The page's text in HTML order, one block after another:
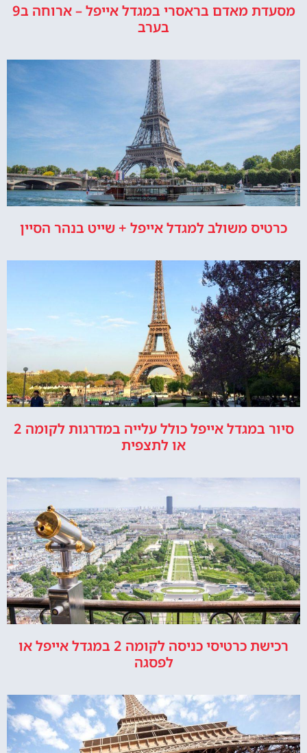
מסעדת מאדם בראסרי במגדל אייפל – ארוחה ב9
בערב
כרטיס משולב למגדל אייפל + שייט בנהר הסיין
סיור במגדל אייפל כולל עלייה במדרגות לקומה 2
או לתצפית
רכישת כרטיסי כניסה לקומה 2 במגדל אייפל או
לפסגה